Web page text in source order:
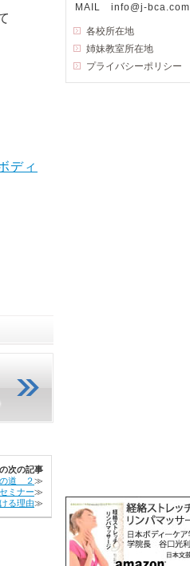
ディ
次の記事
の道 ２≫
ミナー≫
る理由≫
MAIL info@j-bca.com
各校所在地
姉妹教室所在地
プライバシーポリシー